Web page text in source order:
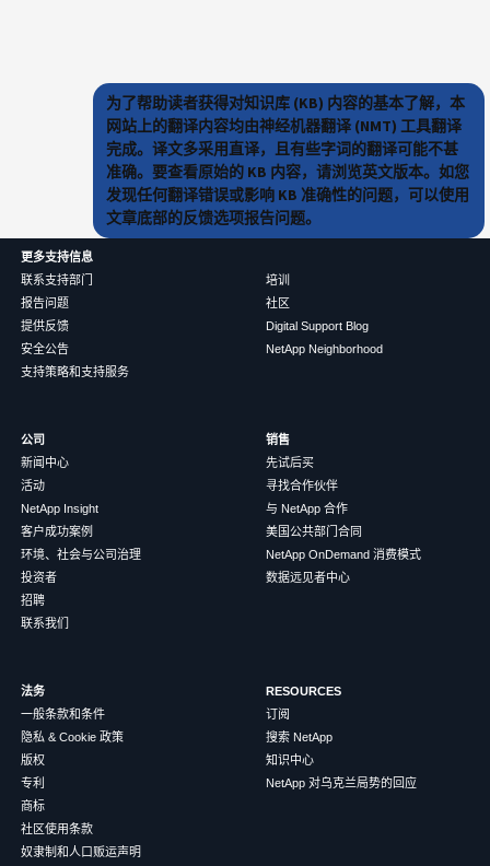
为了帮助读者获得对知识库 (KB) 内容的基本了解，本
网站上的翻译内容均由神经机器翻译 (NMT) 工具翻译
完成。译文多采用直译，且有些字词的翻译可能不甚
准确。要查看原始的 KB 内容，请浏览英文版本。如您
发现任何翻译错误或影响 KB 准确性的问题，可以使用
文章底部的反馈选项报告问题。
更多支持信息
联系支持部门
报告问题
提供反馈
安全公告
支持策略和支持服务
培训
社区
Digital Support Blog
NetApp Neighborhood
公司
新闻中心
活动
NetApp Insight
客户成功案例
环境、社会与公司治理
投资者
招聘
联系我们
销售
先试后买
寻找合作伙伴
与 NetApp 合作
美国公共部门合同
NetApp OnDemand 消费模式
数据远见者中心
法务
一般条款和条件
隐私 & Cookie 政策
版权
专利
商标
社区使用条款
奴隶制和人口贩运声明
RESOURCES
订阅
搜索 NetApp
知识中心
NetApp 对乌克兰局势的回应